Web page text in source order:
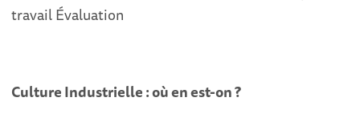
travail Évaluation
Culture Industrielle : où en est-on ?